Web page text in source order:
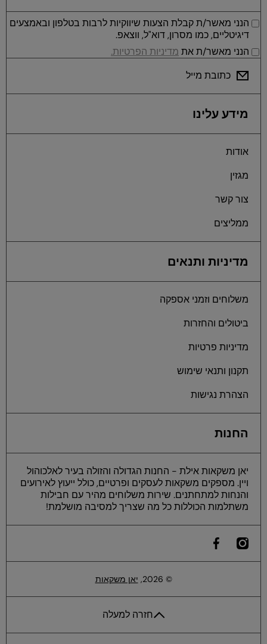
הנני מאשר/ת קבלת הצעות שיווקיות לרבות בטלפון ובאמצעים
דיגיטליים, כמו מסרון, דוא"ל, ווצאפ.
הנני מאשר/ת את מדיניות הפרטיות.
כתובת מייל
מידע עלינו
אודות
מגזין
צור קשר
ממליצים
מדיניות ותנאים
משלוחים וזמני אספקה
ביטולים והחזרות
מדיניות פרטיות
תקנון ותנאי שימוש
הצהרת נגישות
החנות
יאן משקאות אילת - החנות הגדולה והזולה בעיר לאלכוהול
ויין. מספקים משקאות לעסקים ופרטיים, כולל ייעוץ לאירועים
והנחות למתחתנים. שירות משלוחים מהיר עם חבילות
משתלמות הכוללות כל מה שצריך למסיבה מושלמת!
instagramcom/
ilfacebookcom/
© 2026, יאן משקאות
חזרה למעלה